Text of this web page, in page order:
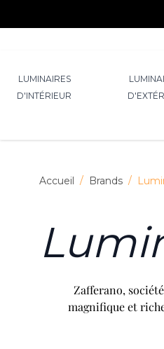
LUMINAIRES
D'INTÉRIEUR
Accueil / Brands /
Zafferano,
magnifique et